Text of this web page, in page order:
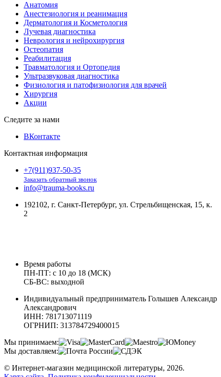
Анатомия
Анестезиология и реанимация
Дерматология и Косметология
Лучевая диагностика
Неврология и нейрохирургия
Остеопатия
Реабилитация
Травматология и Ортопедия
Ультразвуковая диагностика
Физиология и патофизиология для врачей
Хирургия
Акции
Следите за нами
ВКонтакте
Контактная информация
+7(911)937-50-35
Заказать обратный звонок
info@trauma-books.ru
192102, г. Санкт-Петербург, ул. Стрельбищенская, 15, к.
2
Время работы
ПН-ПТ: с 10 до 18 (МСК)
СБ-ВС: выходной
Индивидуальный предприниматель Голышев Александр
Александрович
ИНН: 781713071119
ОГРНИП: 313784729400015
Мы принимаем:
Мы доставляем:
© Интернет-магазин медицинской литературы, 2026.